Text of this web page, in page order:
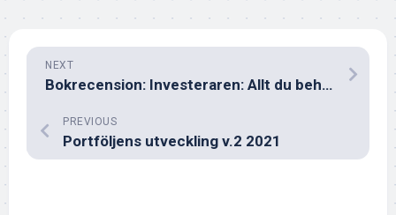
NEXT
Bokrecension: Investeraren: Allt du behöver veta om finansmarknaden
PREVIOUS
Portföljens utveckling v.2 2021